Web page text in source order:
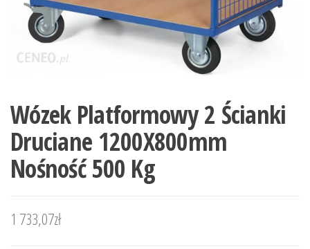
Wózek Platformowy 2 Ścianki
Druciane 1200X800mm
Nośność 500 Kg
1 733,07zł